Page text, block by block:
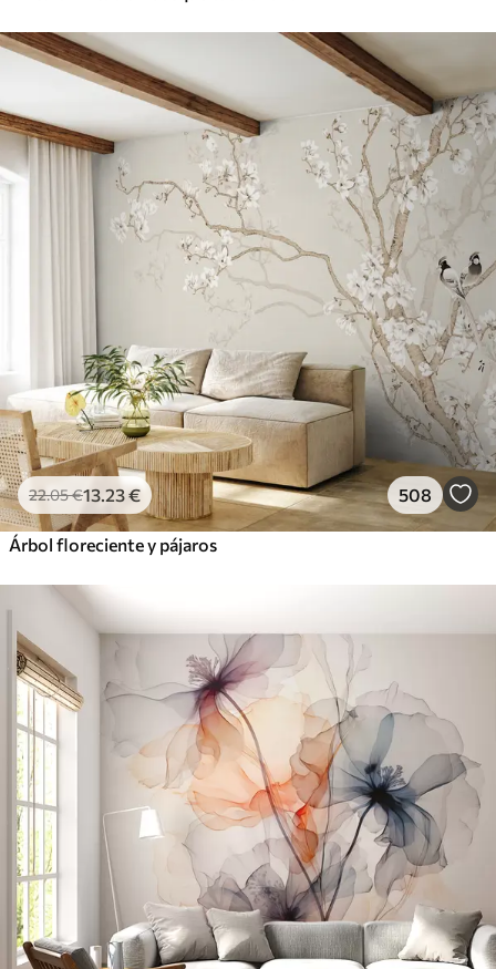
22.05€13 .23€ 508
Árbol floreciente y pájaros